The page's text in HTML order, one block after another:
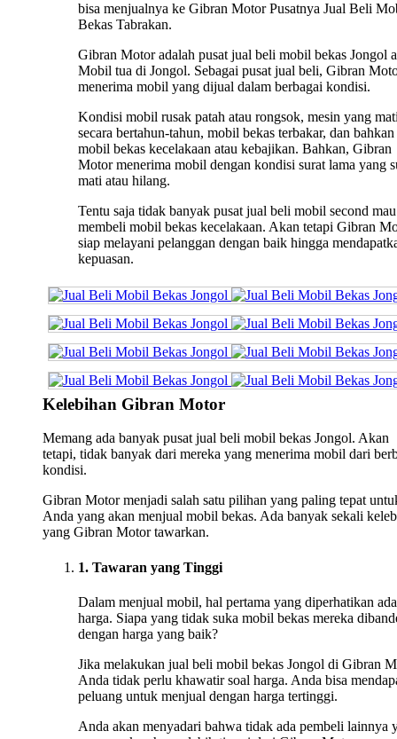
bisa menjualnya ke Gibran Motor Pusatnya Jual Beli
Bekas Tabrakan.
Gibran Motor adalah pusat jual beli mobil bekas Jongol
Mobil tua di Jongol. Sebagai pusat jual beli, Gibran
menerima mobil yang dijual dalam berbagai kondisi.
Kondisi mobil rusak patah atau rongsok, mesin yang
secara bertahun-tahun, mobil bekas terbakar, dan bahkan
mobil bekas kecelakaan atau kebajikan. Bahkan, Gibran
Motor menerima mobil dengan kondisi surat lama yang
mati atau hilang.
Tentu saja tidak banyak pusat jual beli mobil second mau
membeli mobil bekas kecelakaan. Akan tetapi Gibran
siap melayani pelanggan dengan baik hingga
kepuasan.
Kelebihan Gibran Motor
Memang ada banyak pusat jual beli mobil bekas Jongol. Akan
tetapi, tidak banyak dari mereka yang menerima mobil dari
kondisi.
Gibran Motor menjadi salah satu pilihan yang paling tepat
Anda yang akan menjual mobil bekas. Ada banyak sekali
yang Gibran Motor tawarkan.
1. Tawaran yang Tinggi
Dalam menjual mobil, hal pertama yang diperhatikan
harga. Siapa yang tidak suka mobil bekas mereka
dengan harga yang baik?
Jika melakukan jual beli mobil bekas Jongol di Gibran
Anda tidak perlu khawatir soal harga. Anda bisa
peluang untuk menjual dengan harga tertinggi.
Anda akan menyadari bahwa tidak ada pembeli lainnya